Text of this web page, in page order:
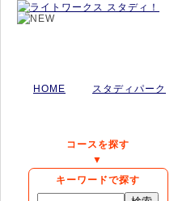
HOME スタディパーク
コースを探す
▼
キーワードで探す